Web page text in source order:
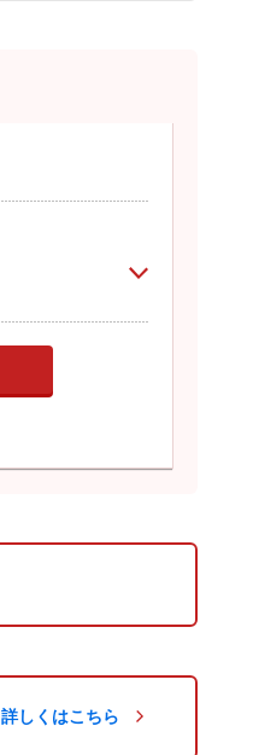
詳しくはこちら